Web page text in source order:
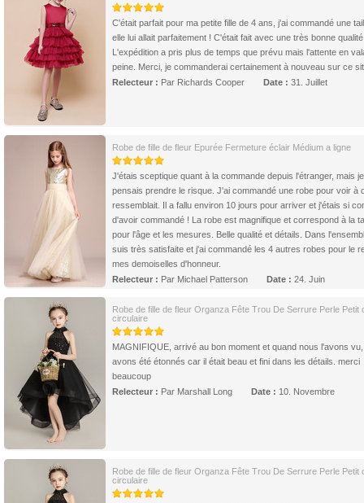
C'était parfait pour ma petite fille de 4 ans, j'ai commandé une
elle lui allait parfaitement ! C'était fait avec une très bonne
L'expédition a pris plus de temps que prévu mais l'attente en
peine. Merci, je commanderai certainement à nouveau sur ce
Relecteur : Par Richards Cooper Date : 31. Juillet
Robe de fille de fleur Epurée Fermeture éclair Médium a ligne
J'étais sceptique quant à la commande depuis l'étranger, mais je
pensais prendre le risque. J'ai commandé une robe pour voir à
ressemblait. Il a fallu environ 10 jours pour arriver et j'étais si
d'avoir commandé ! La robe est magnifique et correspond à la
pour l'âge et les mesures. Belle qualité et détails. Dans
suis très satisfaite et j'ai commandé les 4 autres robes pour le
mes demoiselles d'honneur.
Relecteur : Par Michael Patterson Date : 24. Juin
Robe de fille de fleur Organza Fête Trou De Serrure Perle Petit
circulaire
MAGNIFIQUE, arrivé au bon moment et quand nous l'avons
avons été étonnés car il était beau et fini dans les détails. merci
beaucoup
Relecteur : Par Marshall Long Date : 10. Novembre
Robe de fille de fleur Organza Fête Trou De Serrure Perle Petit
circulaire